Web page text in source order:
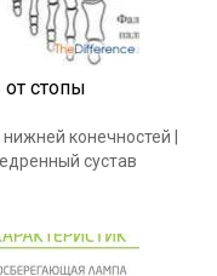
от стопы
конечностей |
сустав